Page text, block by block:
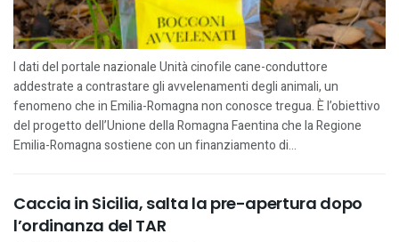
I dati del portale nazionale Unità cinofile cane-conduttore
addestrate a contrastare gli avvelenamenti degli animali, un
fenomeno che in Emilia-Romagna non conosce tregua. È l’obiettivo
del progetto dell’Unione della Romagna Faentina che la Regione
Emilia-Romagna sostiene con un finanziamento di...
Caccia in Sicilia, salta la pre-apertura dopo
l’ordinanza del TAR